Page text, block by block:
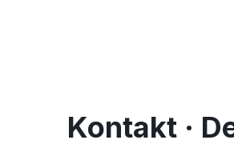
Kontakt ·